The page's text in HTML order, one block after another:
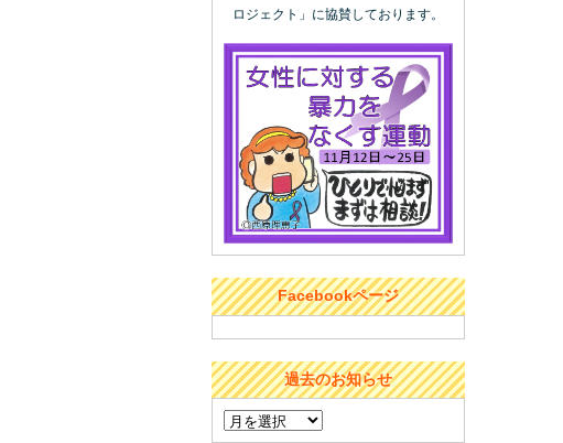
ロジェクト」に協賛しております。
Facebookページ
過去のお知らせ
過